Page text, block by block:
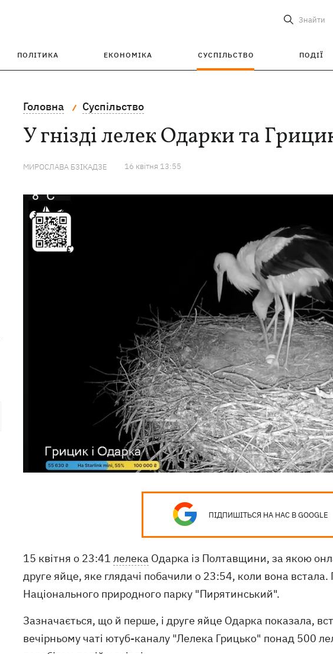
Знайти
ПОЛІТИКА ЕКОНОМІКА СУСПІЛЬСТВО ПОДІЇ
Головна Суспільство
У гнізді лелек Одарки та
МИРОСЛАВА БЗІКАДЗЕ 16 квiтня 13:55
ПІДПИШІТЬСЯ НА НАС В GOOGLE
15 квітня о 23:41 лелека Одарка із Полтавщини, за якою
друге яйце, яке глядачі побачили о 23:54, коли вона встала.
Національного природного парку "Пирятинський".
Зазначається, що й перше, і друге яйце Одарка показала,
вечірньому чаті ютуб-каналу "Лелека Грицько" понад 500